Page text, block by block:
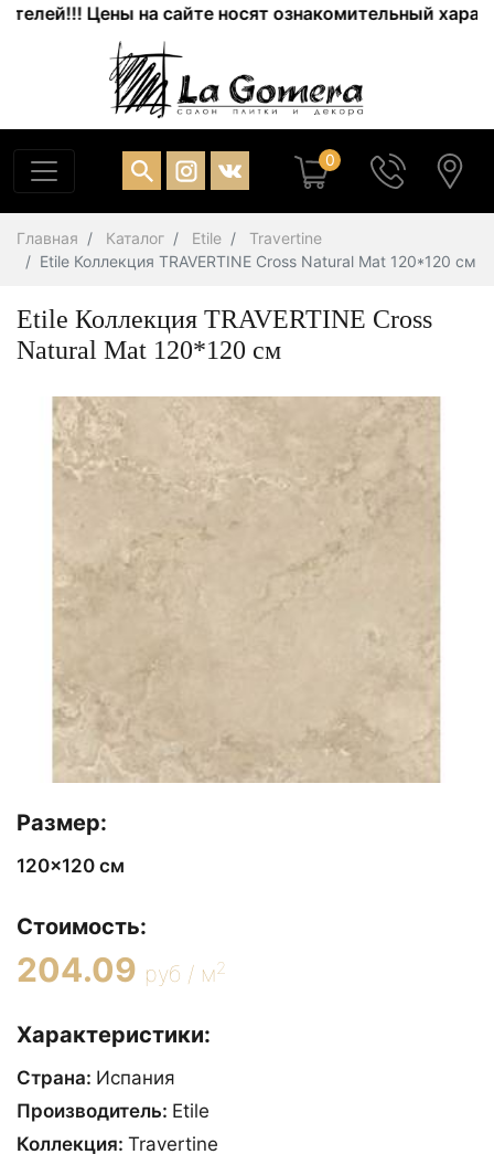
Цены на сайте носят ознакомительный
0
Главная Каталог Etile
Travertine
Etile Коллекция TRAVERTINE Cross Natural Mat 120*120 см
Etile Коллекция TRAVERTINE Cross
Natural Mat 120*120 см
Размер:
120x120 см
Стоимость:
204.09 руб / м2
Характеристики:
Страна: Испания
Производитель: Etile
Коллекция: Travertine